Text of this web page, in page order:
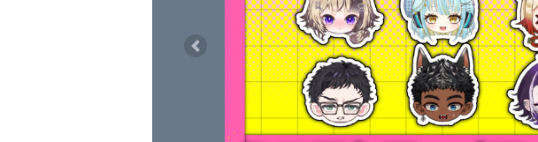
Previous